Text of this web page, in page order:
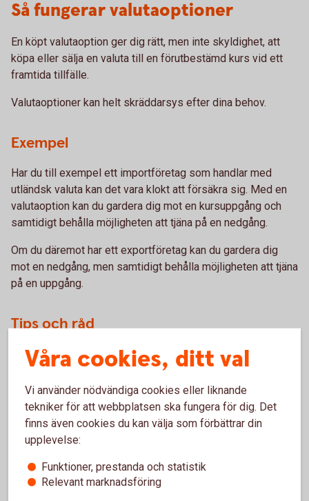
Så fungerar valutaoptioner
En köpt valutaoption ger dig rätt, men inte skyldighet, att
köpa eller sälja en valuta till en förutbestämd kurs vid ett
framtida tillfälle.
Valutaoptioner kan helt skräddarsys efter dina behov.
Exempel
Har du till exempel ett importföretag som handlar med
utländsk valuta kan det vara klokt att försäkra sig. Med en
valutaoption kan du gardera dig mot en kursuppgång och
samtidigt behålla möjligheten att tjäna på en nedgång.
Om du däremot har ett exportföretag kan du gardera dig
mot en nedgång, men samtidigt behålla möjligheten att tjäna
på en uppgång.
Tips och råd
Minsta underliggande värde är en miljon SEK.
Ett så kallat ramavtal för optionsaffärer tecknas med
banken.
Valutaoptionen kan under hela löptiden köpas och säljas
till marknadspris.
Innan du väljer en valutaoption är det viktigt att du
analyserar hur risken påverkar ditt företag. Kontakta oss
så hjälper vi dig med en lösning som passar dig bäst.
Våra cookies, ditt val
Vi använder nödvändiga cookies eller liknande
tekniker för att webbplatsen ska fungera för dig. Det
finns även cookies du kan välja som förbättrar din
upplevelse:
Funktioner, prestanda och statistik
Relevant marknadsföring